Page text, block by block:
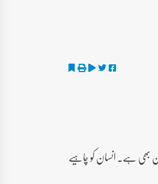
بھی ہے۔ انسان کو چاہیے